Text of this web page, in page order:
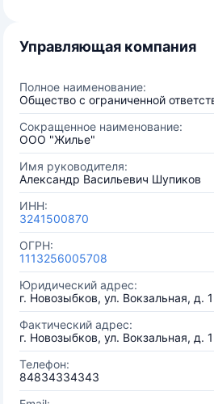
Управляющая компания
Полное наименование:
Общество с ограниченной
Сокращенное наименование:
ООО "Жилье"
Имя руководителя:
Александр Васильевич Шупиков
ИНН:
3241500870
ОГРН:
1113256005708
Юридический адрес:
г. Новозыбков, ул. Вокзальная, д. 1
Фактический адрес:
г. Новозыбков, ул. Вокзальная, д. 1
Телефон:
84834334343